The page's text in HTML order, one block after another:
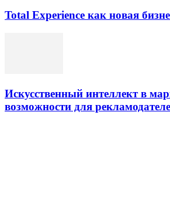
Total Experience как новая
Искусственный интеллект в
возможности для